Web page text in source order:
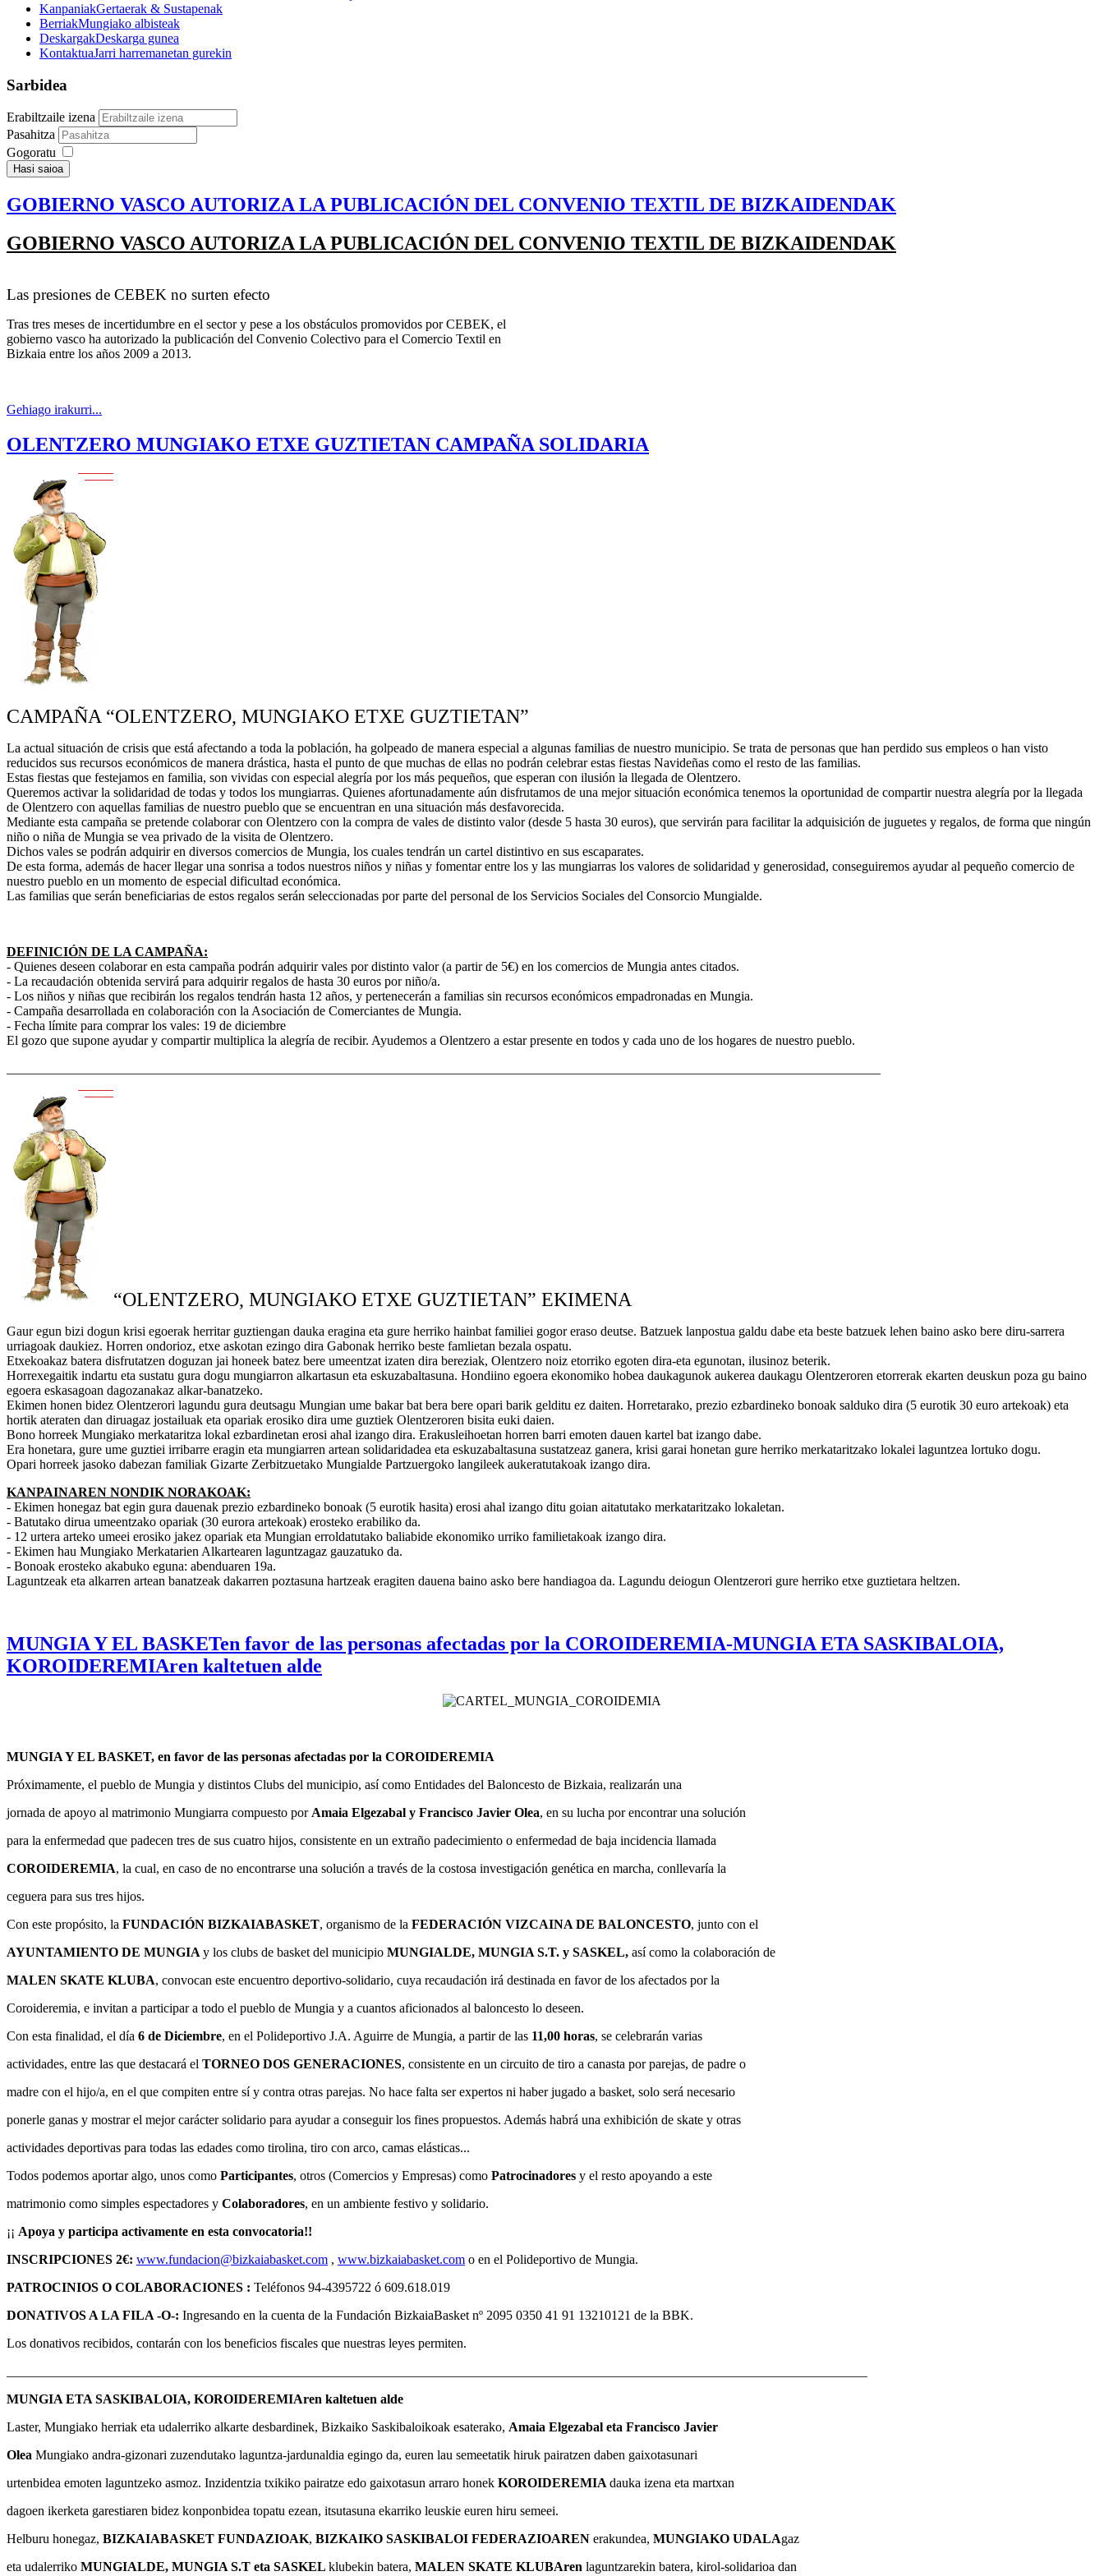
KanpaniakGertaerak & Sustapenak
BerriakMungiako albisteak
DeskargakDeskarga gunea
KontaktuaJarri harremanetan gurekin
Sarbidea
Erabiltzaile izena
Pasahitza
Gogoratu
Hasi saioa
GOBIERNO VASCO AUTORIZA LA PUBLICACIÓN DEL CONVENIO TEXTIL DE BIZKAIDENDAK
GOBIERNO VASCO AUTORIZA LA PUBLICACIÓN DEL CONVENIO TEXTIL DE BIZKAIDENDAK
Las presiones de CEBEK no surten efecto
Tras tres meses de incertidumbre en el sector y pese a los obstáculos promovidos por CEBEK, el
gobierno vasco ha autorizado la publicación del Convenio Colectivo para el Comercio Textil en
Bizkaia entre los años 2009 a 2013.
Gehiago irakurri...
OLENTZERO MUNGIAKO ETXE GUZTIETAN CAMPAÑA SOLIDARIA
CAMPAÑA “OLENTZERO, MUNGIAKO ETXE GUZTIETAN”
La actual situación de crisis que está afectando a toda la población, ha golpeado de manera especial a algunas familias de nuestro municipio. Se trata de personas que han perdido sus empleos o han visto
reducidos sus recursos económicos de manera drástica, hasta el punto de que muchas de ellas no podrán celebrar estas fiestas Navideñas como el resto de las familias.
Estas fiestas que festejamos en familia, son vividas con especial alegría por los más pequeños, que esperan con ilusión la llegada de Olentzero.
Queremos activar la solidaridad de todas y todos los mungiarras. Quienes afortunadamente aún disfrutamos de una mejor situación económica tenemos la oportunidad de compartir nuestra alegría por la llegada
de Olentzero con aquellas familias de nuestro pueblo que se encuentran en una situación más desfavorecida.
Mediante esta campaña se pretende colaborar con Olentzero con la compra de vales de distinto valor (desde 5 hasta 30 euros), que servirán para facilitar la adquisición de juguetes y regalos, de forma que ningún
niño o niña de Mungia se vea privado de la visita de Olentzero.
Dichos vales se podrán adquirir en diversos comercios de Mungia, los cuales tendrán un cartel distintivo en sus escaparates.
De esta forma, además de hacer llegar una sonrisa a todos nuestros niños y niñas y fomentar entre los y las mungiarras los valores de solidaridad y generosidad, conseguiremos ayudar al pequeño comercio de
nuestro pueblo en un momento de especial dificultad económica.
Las familias que serán beneficiarias de estos regalos serán seleccionadas por parte del personal de los Servicios Sociales del Consorcio Mungialde.
DEFINICIÓN DE LA CAMPAÑA:
- Quienes deseen colaborar en esta campaña podrán adquirir vales por distinto valor (a partir de 5€) en los comercios de Mungia antes citados.
- La recaudación obtenida servirá para adquirir regalos de hasta 30 euros por niño/a.
- Los niños y niñas que recibirán los regalos tendrán hasta 12 años, y pertenecerán a familias sin recursos económicos empadronadas en Mungia.
- Campaña desarrollada en colaboración con la Asociación de Comerciantes de Mungia.
- Fecha límite para comprar los vales: 19 de diciembre
El gozo que supone ayudar y compartir multiplica la alegría de recibir. Ayudemos a Olentzero a estar presente en todos y cada uno de los hogares de nuestro pueblo.
“OLENTZERO, MUNGIAKO ETXE GUZTIETAN” EKIMENA
Gaur egun bizi dogun krisi egoerak herritar guztiengan dauka eragina eta gure herriko hainbat familiei gogor eraso deutse. Batzuek lanpostua galdu dabe eta beste batzuek lehen baino asko bere diru-sarrera
urriagoak daukiez. Horren ondorioz, etxe askotan ezingo dira Gabonak herriko beste famlietan bezala ospatu.
Etxekoakaz batera disfrutatzen doguzan jai honeek batez bere umeentzat izaten dira bereziak, Olentzero noiz etorriko egoten dira-eta egunotan, ilusinoz beterik.
Horrexegaitik indartu eta sustatu gura dogu mungiarron alkartasun eta eskuzabaltasuna. Hondiino egoera ekonomiko hobea daukagunok aukerea daukagu Olentzeroren etorrerak ekarten deuskun poza gu baino
egoera eskasagoan dagozanakaz alkar-banatzeko.
Ekimen honen bidez Olentzerori lagundu gura deutsagu Mungian ume bakar bat bera bere opari barik gelditu ez daiten. Horretarako, prezio ezbardineko bonoak salduko dira (5 eurotik 30 euro artekoak) eta
hortik ateraten dan diruagaz jostailuak eta opariak erosiko dira ume guztiek Olentzeroren bisita euki daien.
Bono horreek Mungiako merkataritza lokal ezbardinetan erosi ahal izango dira. Erakusleihoetan horren barri emoten dauen kartel bat izango dabe.
Era honetara, gure ume guztiei irribarre eragin eta mungiarren artean solidaridadea eta eskuzabaltasuna sustatzeaz ganera, krisi garai honetan gure herriko merkataritzako lokalei laguntzea lortuko dogu.
Opari horreek jasoko dabezan familiak Gizarte Zerbitzuetako Mungialde Partzuergoko langileek aukeratutakoak izango dira.
KANPAINAREN NONDIK NORAKOAK:
- Ekimen honegaz bat egin gura dauenak prezio ezbardineko bonoak (5 eurotik hasita) erosi ahal izango ditu goian aitatutako merkataritzako lokaletan.
- Batutako dirua umeentzako opariak (30 eurora artekoak) erosteko erabiliko da.
- 12 urtera arteko umeei erosiko jakez opariak eta Mungian erroldatutako baliabide ekonomiko urriko familietakoak izango dira.
- Ekimen hau Mungiako Merkatarien Alkartearen laguntzagaz gauzatuko da.
- Bonoak erosteko akabuko eguna: abenduaren 19a.
Laguntzeak eta alkarren artean banatzeak dakarren poztasuna hartzeak eragiten dauena baino asko bere handiagoa da. Lagundu deiogun Olentzerori gure herriko etxe guztietara heltzen.
MUNGIA Y EL BASKETen favor de las personas afectadas por la COROIDEREMIA-MUNGIA ETA SASKIBALOIA,
KOROIDEREMIAren kaltetuen alde
MUNGIA Y EL BASKET, en favor de las personas afectadas por la COROIDEREMIA
Próximamente, el pueblo de Mungia y distintos Clubs del municipio, así como Entidades del Baloncesto de Bizkaia, realizarán una
jornada de apoyo al matrimonio Mungiarra compuesto por Amaia Elgezabal y Francisco Javier Olea, en su lucha por encontrar una solución
para la enfermedad que padecen tres de sus cuatro hijos, consistente en un extraño padecimiento o enfermedad de baja incidencia llamada
COROIDEREMIA, la cual, en caso de no encontrarse una solución a través de la costosa investigación genética en marcha, conllevaría la
ceguera para sus tres hijos.
Con este propósito, la FUNDACIÓN BIZKAIABASKET, organismo de la FEDERACIÓN VIZCAINA DE BALONCESTO, junto con el
AYUNTAMIENTO DE MUNGIA y los clubs de basket del municipio MUNGIALDE, MUNGIA S.T. y SASKEL, así como la colaboración de
MALEN SKATE KLUBA, convocan este encuentro deportivo-solidario, cuya recaudación irá destinada en favor de los afectados por la
Coroideremia, e invitan a participar a todo el pueblo de Mungia y a cuantos aficionados al baloncesto lo deseen.
Con esta finalidad, el día 6 de Diciembre, en el Polideportivo J.A. Aguirre de Mungia, a partir de las 11,00 horas, se celebrarán varias
actividades, entre las que destacará el TORNEO DOS GENERACIONES, consistente en un circuito de tiro a canasta por parejas, de padre o
madre con el hijo/a, en el que compiten entre sí y contra otras parejas. No hace falta ser expertos ni haber jugado a basket, solo será necesario
ponerle ganas y mostrar el mejor carácter solidario para ayudar a conseguir los fines propuestos. Además habrá una exhibición de skate y otras
actividades deportivas para todas las edades como tirolina, tiro con arco, camas elásticas...
Todos podemos aportar algo, unos como Participantes, otros (Comercios y Empresas) como Patrocinadores y el resto apoyando a este
matrimonio como simples espectadores y Colaboradores, en un ambiente festivo y solidario.
¡¡ Apoya y participa activamente en esta convocatoria!!
INSCRIPCIONES 2€: www.fundacion@bizkaiabasket.com , www.bizkaiabasket.com o en el Polideportivo de Mungia.
PATROCINIOS O COLABORACIONES : Teléfonos 94-4395722 ó 609.618.019
DONATIVOS A LA FILA -O-: Ingresando en la cuenta de la Fundación BizkaiaBasket nº 2095 0350 41 91 13210121 de la BBK.
Los donativos recibidos, contarán con los beneficios fiscales que nuestras leyes permiten.
MUNGIA ETA SASKIBALOIA, KOROIDEREMIAren kaltetuen alde
Laster, Mungiako herriak eta udalerriko alkarte desbardinek, Bizkaiko Saskibaloikoak esaterako, Amaia Elgezabal eta Francisco Javier
Olea Mungiako andra-gizonari zuzendutako laguntza-jardunaldia egingo da, euren lau semeetatik hiruk pairatzen daben gaixotasunari
urtenbidea emoten laguntzeko asmoz. Inzidentzia txikiko pairatze edo gaixotasun arraro honek KOROIDEREMIA dauka izena eta martxan
dagoen ikerketa garestiaren bidez konponbidea topatu ezean, itsutasuna ekarriko leuskie euren hiru semeei.
Helburu honegaz, BIZKAIABASKET FUNDAZIOAK, BIZKAIKO SASKIBALOI FEDERAZIOAREN erakundea, MUNGIAKO UDALAgaz
eta udalerriko MUNGIALDE, MUNGIA S.T eta SASKEL klubekin batera, MALEN SKATE KLUBAren laguntzarekin batera, kirol-solidarioa dan